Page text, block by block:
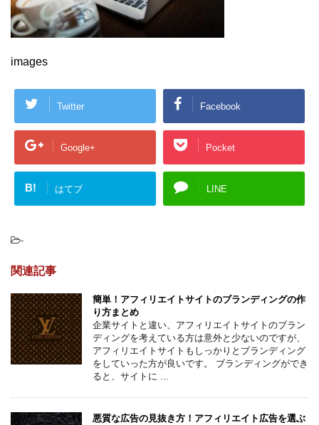
images
Twitter Facebook
Google+ Pocket
B! はてブ LINE
-
関連記事
簡単！アフィリエイトサイトのブランディングの作
り方まとめ
企業サイトと違い、アフィリエイトサイトのブラン
ディングを考えている方は意外と少ないのですが、
アフィリエイトサイトもしっかりとブランディング
をしていった方が良いです。 ブランディングができ
ると、サイトに ...
悪質な広告の見抜き方！アフィリエイト広告を選ぶ